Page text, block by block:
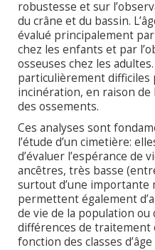
robustesse et sur
du crâne et du bassin.
évalué principalement
chez les enfants et par
osseuses chez les
particulièrement difficiles
incinération, en raison de
des ossements.
Ces analyses sont
l’étude d’un cimetière:
d’évaluer l’espérance de
ancêtres, très basse
surtout d’une importante
permettent également
de vie de la population
différences de
fonction des classes